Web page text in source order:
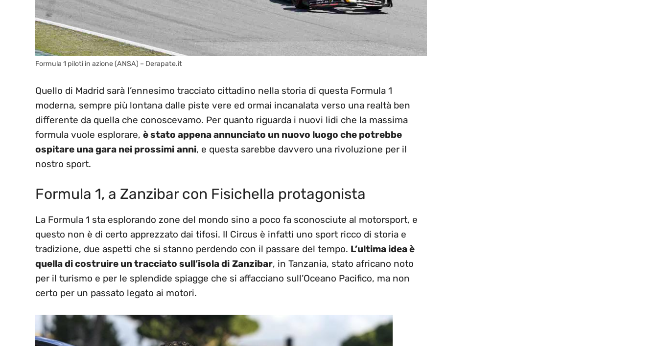
Formula 1 piloti in azione (ANSA) – Derapate.it
Quello di Madrid sarà l’ennesimo tracciato cittadino nella storia di questa Formula 1
moderna, sempre più lontana dalle piste vere ed ormai incanalata verso una realtà ben
differente da quella che conoscevamo. Per quanto riguarda i nuovi lidi che la massima
formula vuole esplorare, è stato appena annunciato un nuovo luogo che potrebbe
ospitare una gara nei prossimi anni, e questa sarebbe davvero una rivoluzione per il
nostro sport.
Formula 1, a Zanzibar con Fisichella protagonista
La Formula 1 sta esplorando zone del mondo sino a poco fa sconosciute al motorsport, e
questo non è di certo apprezzato dai tifosi. Il Circus è infatti uno sport ricco di storia e
tradizione, due aspetti che si stanno perdendo con il passare del tempo. L’ultima idea è
quella di costruire un tracciato sull’isola di Zanzibar, in Tanzania, stato africano noto
per il turismo e per le splendide spiagge che si affacciano sull’Oceano Pacifico, ma non
certo per un passato legato ai motori.